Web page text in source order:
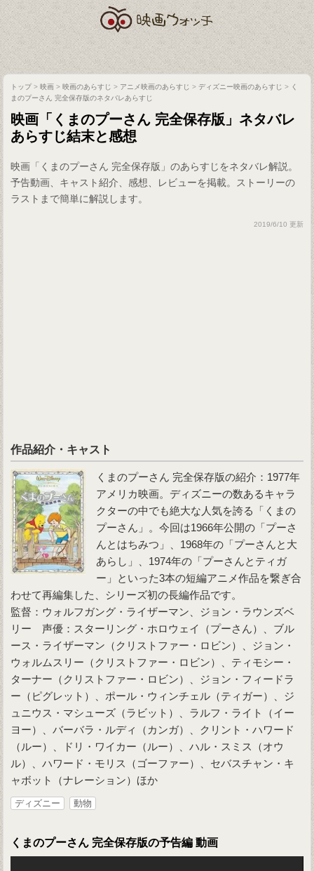
トップ>映画 >映画のあらすじ > アニメ映画のあらすじ > ディズニー映画のあらすじ > く
まのプーさん 完全保存版のネタバレあらすじ
映画「くまのプーさん 完全保存版」ネタバレ
あらすじ結末と感想
映画「くまのプーさん 完全保存版」のあらすじをネタバレ解説。
予告動画、キャスト紹介、感想、レビューを掲載。ストーリーの
ラストまで簡単に解説します。
2019/6/10 更新
作品紹介・キャスト
くまのプーさん 完全保存版の紹介：1977年
アメリカ映画。ディズニーの数あるキャラ
クターの中でも絶大な人気を誇る「くまの
プーさん」。今回は1966年公開の「プーさ
んとはちみつ」、1968年の「プーさんと大
あらし」、1974年の「プーさんとティガ
ー」といった3本の短編アニメ作品を繋ぎ合
わせて再編集した、シリーズ初の長編作品です。
監督：ウォルフガング・ライザーマン、ジョン・ラウンズベ
リー 声優：スターリング・ホロウェイ（プーさん）、ブル
ース・ライザーマン（クリストファー・ロビン）、ジョン・
ウォルムスリー（クリストファー・ロビン）、ティモシー・
ターナー（クリストファー・ロビン）、ジョン・フィードラ
ー（ピグレット）、ポール・ウィンチェル（ティガー）、ジ
ュニウス・マシューズ（ラビット）、ラルフ・ライト（イー
ヨー）、バーバラ・ルディ（カンガ）、クリント・ハワード
（ルー）、ドリ・ワイカー（ルー）、ハル・スミス（オウ
ル）、ハワード・モリス（ゴーファー）、セバスチャン・キ
ャボット（ナレーション）ほか
ディズニー 動物
くまのプーさん 完全保存版の予告編 動画